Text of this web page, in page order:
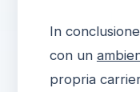
In
con un
propria